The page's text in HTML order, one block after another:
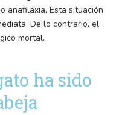
anafilaxia. Esta situación
De lo contrario, el
mortal.
ha sido